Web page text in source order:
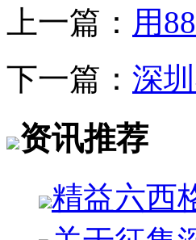
上一篇： 用
下一篇： 深
资讯推荐
精益六西